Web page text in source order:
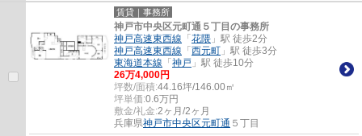
賃貸｜事務所
神戸市中央区元町通５丁目の事務所
神戸高速東西線 「 花隈 」駅 徒歩2分
神戸高速東西線 「 西元町 」駅 徒歩3分
東海道本線 「 神戸 」駅 徒歩10分
26万4,000円
坪数/面積:44.16坪/146.00㎡
坪単価:0.6万円
敷金/礼金:2ヶ月/2ヶ月
兵庫県神戸市中央区元町通 ５丁目